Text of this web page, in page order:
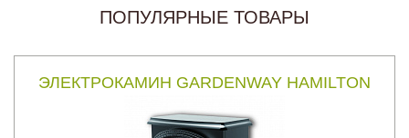
ПОПУЛЯРНЫЕ ТОВАРЫ
ЭЛЕКТРОКАМИН GARDENWAY HAMILTON